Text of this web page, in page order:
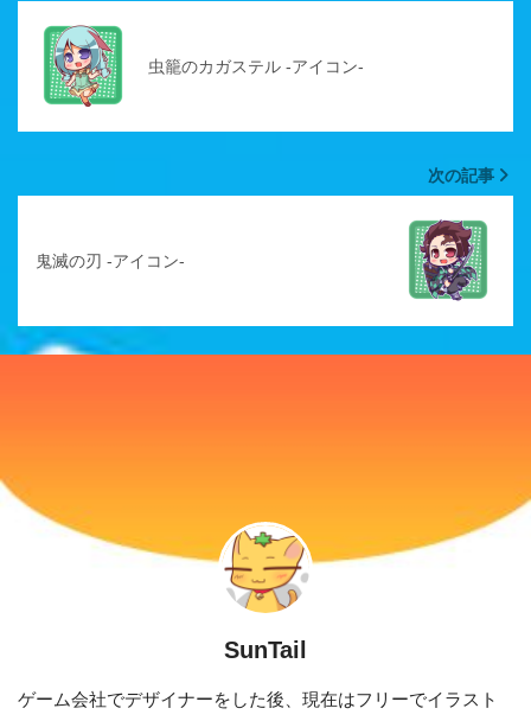
虫籠のカガステル -アイコン-
次の記事
鬼滅の刃 -アイコン-
SunTail
ゲーム会社でデザイナーをした後、現在はフリーでイラスト